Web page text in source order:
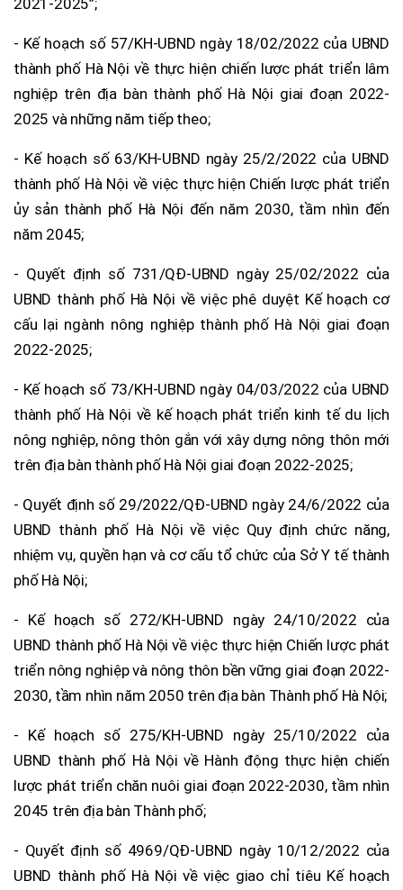
- Kế hoạch số 57/KH-UBND ngày 18/02/2022 của UBND
thành phố Hà Nội về thực hiện chiến lược phát triển lâm
nghiệp trên địa bàn thành phố Hà Nội giai đoạn 2022-
2025 và những năm tiếp theo;
- Kế hoạch số 63/KH-UBND ngày 25/2/2022 của UBND
thành phố Hà Nội về việc thực hiện Chiến lược phát triển
ủy sản thành phố Hà Nội đến năm 2030, tầm nhìn đến
năm 2045;
- Quyết định số 731/QĐ-UBND ngày 25/02/2022 của
UBND thành phố Hà Nội về việc phê duyệt Kế hoạch cơ
cấu lại ngành nông nghiệp thành phố Hà Nội giai đoạn
2022-2025;
- Kế hoạch số 73/KH-UBND ngày 04/03/2022 của UBND
thành phố Hà Nội về kế hoạch phát triển kinh tế du lịch
nông nghiệp, nông thôn gắn với xây dựng nông thôn mới
trên địa bàn thành phố Hà Nội giai đoạn 2022-2025;
- Quyết định số 29/2022/QĐ-UBND ngày 24/6/2022 của
UBND thành phố Hà Nội về việc Quy định chức năng,
nhiệm vụ, quyền hạn và cơ cấu tổ chức của Sở Y tế thành
phố Hà Nội;
- Kế hoạch số 272/KH-UBND ngày 24/10/2022 của
UBND thành phố Hà Nội về việc thực hiện Chiến lược phát
triển nông nghiệp và nông thôn bền vững giai đoạn 2022-
2030, tầm nhìn năm 2050 trên địa bàn Thành phố Hà Nội;
- Kế hoạch số 275/KH-UBND ngày 25/10/2022 của
UBND thành phố Hà Nội về Hành động thực hiện chiến
lược phát triển chăn nuôi giai đoạn 2022-2030, tầm nhìn
2045 trên địa bàn Thành phố;
- Quyết định số 4969/QĐ-UBND ngày 10/12/2022 của
UBND thành phố Hà Nội về việc giao chỉ tiêu Kế hoạch